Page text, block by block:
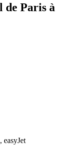
de Paris à
easyJet